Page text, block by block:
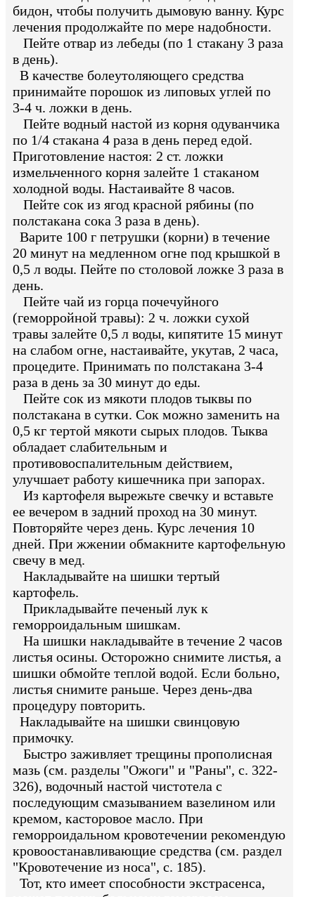
бидон, чтобы получить дымовую ванну. Курс
лечения продолжайте по мере надобности.
Пейте отвар из лебеды (по 1 стакану 3 раза
в день).
В качестве болеутоляющего средства
принимайте порошок из липовых углей по
3-4 ч. ложки в день.
Пейте водный настой из корня одуванчика
по 1/4 стакана 4 раза в день перед едой.
Приготовление настоя: 2 ст. ложки
измельченного корня залейте 1 стаканом
холодной воды. Настаивайте 8 часов.
Пейте сок из ягод красной рябины (по
полстакана сока 3 раза в день).
Варите 100 г петрушки (корни) в течение
20 минут на медленном огне под крышкой в
0,5 л воды. Пейте по столовой ложке 3 раза в
день.
Пейте чай из горца почечуйного
(геморройной травы): 2 ч. ложки сухой
травы залейте 0,5 л воды, кипятите 15 минут
на слабом огне, настаивайте, укутав, 2 часа,
процедите. Принимать по полстакана 3-4
раза в день за 30 минут до еды.
Пейте сок из мякоти плодов тыквы по
полстакана в сутки. Сок можно заменить на
0,5 кг тертой мякоти сырых плодов. Тыква
обладает слабительным и
противовоспалительным действием,
улучшает работу кишечника при запорах.
Из картофеля вырежьте свечку и вставьте
ее вечером в задний проход на 30 минут.
Повторяйте через день. Курс лечения 10
дней. При жжении обмакните картофельную
свечу в мед.
Накладывайте на шишки тертый
картофель.
Прикладывайте печеный лук к
геморроидальным шишкам.
На шишки накладывайте в течение 2 часов
листья осины. Осторожно снимите листья, а
шишки обмойте теплой водой. Если больно,
листья снимите раньше. Через день-два
процедуру повторить.
Накладывайте на шишки свинцовую
примочку.
Быстро заживляет трещины прополисная
мазь (см. разделы "Ожоги" и "Раны", с. 322-
326), водочный настой чистотела с
последующим смазыванием вазелином или
кремом, касторовое масло. При
геморроидальном кровотечении рекомендую
кровоостанавливающие средства (см. раздел
"Кровотечение из носа", с. 185).
Тот, кто имеет способности экстрасенса,